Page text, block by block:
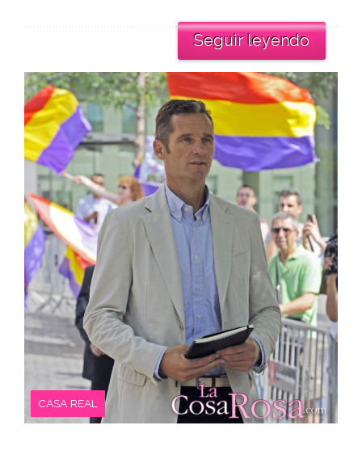
Seguir leyendo
CASA REAL